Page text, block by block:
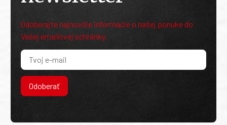
Odoberajte najnovšie informácie o našej ponuke do
Vašej emailovej schránky.
Odoberať